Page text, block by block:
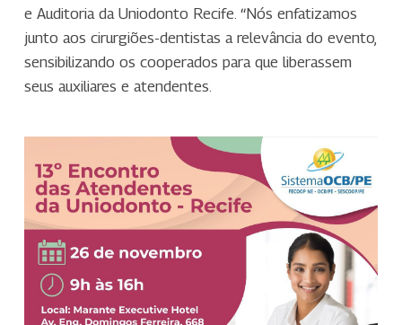
e Auditoria da Uniodonto Recife. “Nós enfatizamos
junto aos cirurgiões-dentistas a relevância do evento,
sensibilizando os cooperados para que liberassem
seus auxiliares e atendentes.